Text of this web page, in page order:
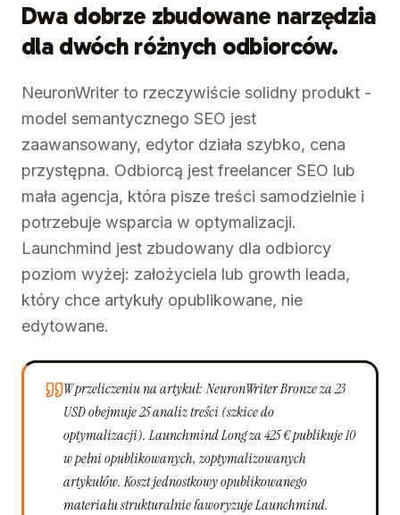
Dwa dobrze zbudowane narzędzia
dla dwóch różnych odbiorców.
NeuronWriter to rzeczywiście solidny produkt -
model semantycznego SEO jest
zaawansowany, edytor działa szybko, cena
przystępna. Odbiorcą jest freelancer SEO lub
mała agencja, która pisze treści samodzielnie i
potrzebuje wsparcia w optymalizacji.
Launchmind jest zbudowany dla odbiorcy
poziom wyżej: założyciela lub growth leada,
który chce artykuły opublikowane, nie
edytowane.
W przeliczeniu na artykuł: NeuronWriter Bronze za 23
USD obejmuje 25 analiz treści (szkice do
optymalizacji). Launchmind Long za 425 € publikuje 10
w pełni opublikowanych, zoptymalizowanych
artykułów. Koszt jednostkowy opublikowanego
materiału strukturalnie faworyzuje Launchmind.